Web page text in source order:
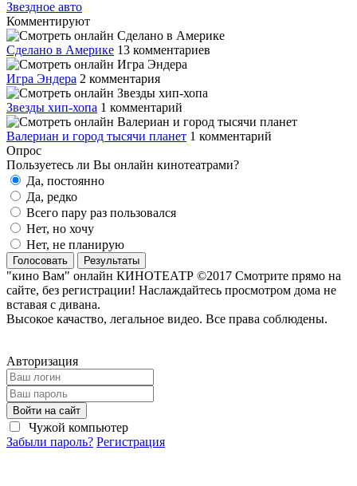
Звездное авто
Комментируют
Сделано в Америке 13 комментариев
Игра Эндера 2 комментария
Звезды хип-хопа 1 комментарий
Валериан и город тысячи планет 1 комментарий
Опрос
Пользуетесь ли Вы онлайн кинотеатрами?
Да, постоянно
Да, редко
Всего пару раз пользовался
Нет, но хочу
Нет, не планирую
Голосовать Результаты
"кино Вам" онлайн КИНОТЕАТР ©2017 Смотрите прямо на
сайте, без регистрации! Наслаждайтесь просмотром дома не
вставая с дивана.
Высокое качаство, легальное видео. Все права соблюдены.
Авторизация
Войти на сайт
Чужой компьютер
Забыли пароль? Регистрация